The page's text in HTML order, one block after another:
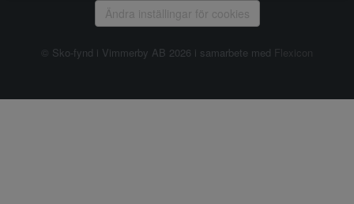
Ändra inställingar för cookies
© Sko-fynd i Vimmerby AB 2026 i samarbete med Flexicon